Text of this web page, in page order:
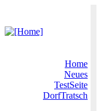
Home
Neues
TestSeite
DorfTratsch